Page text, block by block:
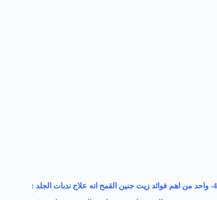
4- واحد من اهم فوائد زيت جنين القمح انه علاج ندبات الجلد :